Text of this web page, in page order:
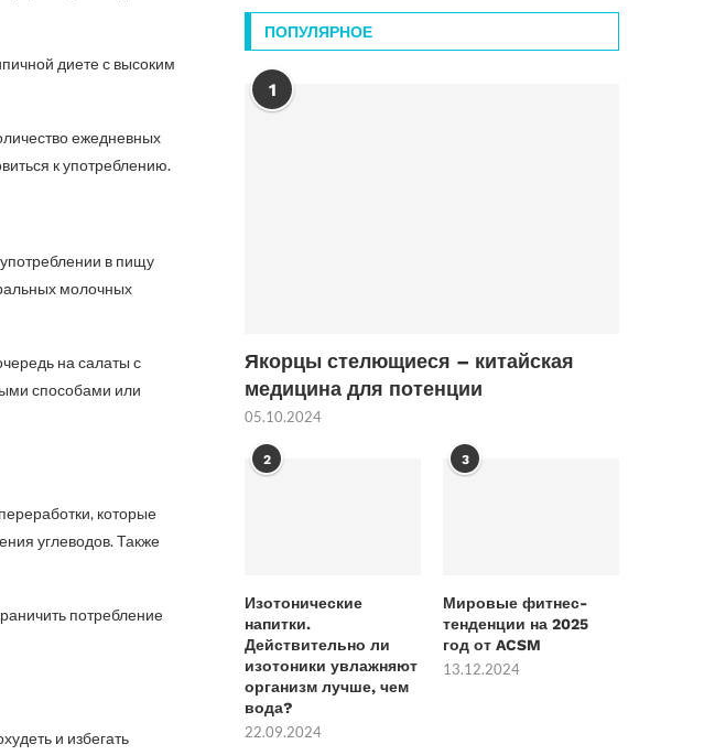
диете с высоким
ежедневных
к употреблению.
в пищу
молочных
на салаты с
способами или
которые
углеводов. Также
потребление
и избегать
ПОПУЛЯРНОЕ
1
Якорцы стелющиеся – китайская
медицина для потенции
05.10.2024
2
Изотонические
напитки.
Действительно ли
изотоники увлажняют
организм лучше, чем
вода?
22.09.2024
3
Мировые фитнес-
тенденции на 2025
год от ACSM
13.12.2024